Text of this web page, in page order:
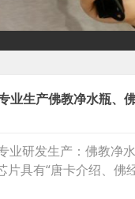
业生产佛教净水瓶、
业研发生产：佛教净
片具有“唐卡介绍、